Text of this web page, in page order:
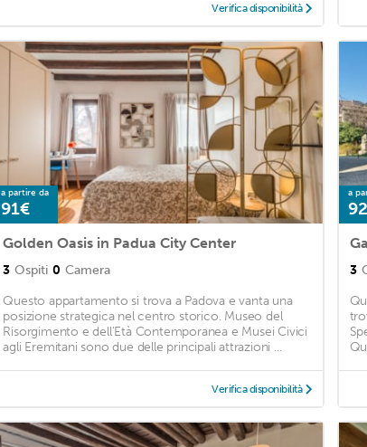
Verifica disponibilità
a partire da
91€
Golden Oasis in Padua City Center
3 Ospiti 0 Camera
Questo appartamento si trova a Padova e vanta una
posizione strategica nel centro storico. Museo del
Risorgimento e dell'Età Contemporanea e Musei Civici
agli Eremitani sono due delle principali attrazioni ...
Verifica disponibilità
a
3